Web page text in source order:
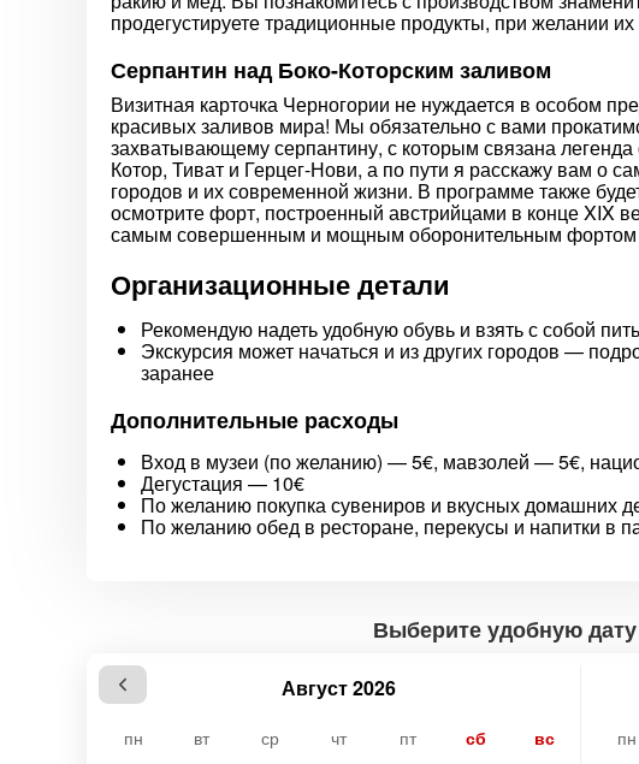
продегустируете традиционные продукты, при желании
Серпантин над Боко-Которским заливом
Визитная карточка Черногории не нуждается в особом
красивых заливов мира! Мы обязательно с вами
захватывающему серпантину, с которым связана
Котор, Тиват и Герцег-Нови, а по пути я расскажу вам о
городов и их современной жизни. В программе также
осмотрите форт, построенный австрийцами в конце XIX
самым совершенным и мощным оборонительным фортом
Организационные детали
Рекомендую надеть удобную обувь и взять с собой
Экскурсия может начаться и из других городов —
заранее
Дополнительные расходы
Вход в музеи (по желанию) — 5€, мавзолей — 5€,
Дегустация — 10€
По желанию покупка сувениров и вкусных домашних
По желанию обед в ресторане, перекусы и напитки в
Выберите удобную
Август 2026
пн вт ср чт пт сб вс пн